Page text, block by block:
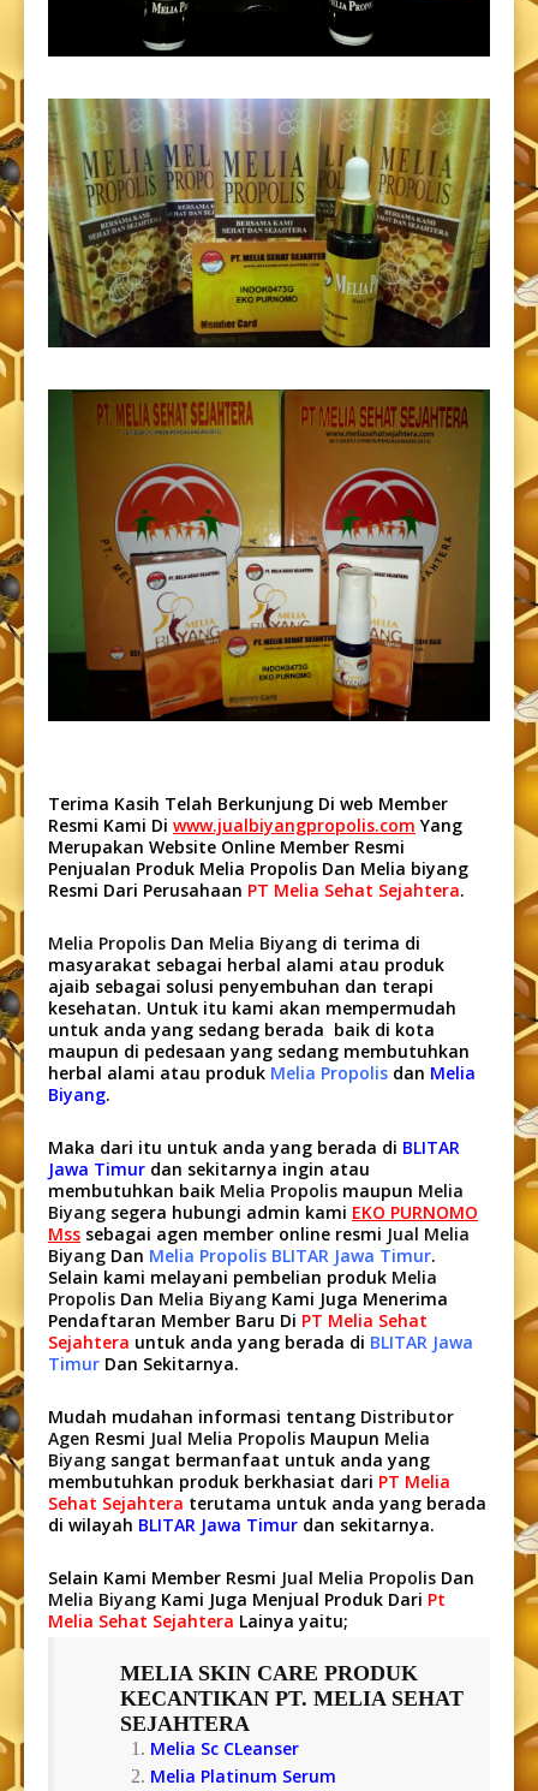
Terima Kasih Telah Berkunjung Di web Member
Resmi Kami Di www.jualbiyangpropolis.com Yang
Merupakan Website Online Member Resmi
Penjualan Produk Melia Propolis Dan Melia biyang
Resmi Dari Perusahaan PT Melia Sehat Sejahtera.
Melia Propolis Dan Melia Biyang di terima di
masyarakat sebagai herbal alami atau produk
ajaib sebagai solusi penyembuhan dan terapi
kesehatan. Untuk itu kami akan mempermudah
untuk anda yang sedang berada baik di kota
maupun di pedesaan yang sedang membutuhkan
herbal alami atau produk Melia Propolis dan Melia
Biyang.
Maka dari itu untuk anda yang berada di BLITAR
Jawa Timur dan sekitarnya ingin atau
membutuhkan baik Melia Propolis maupun Melia
Biyang segera hubungi admin kami EKO PURNOMO
Mss sebagai agen member online resmi Jual Melia
Biyang Dan Melia Propolis BLITAR Jawa Timur.
Selain kami melayani pembelian produk Melia
Propolis Dan Melia Biyang Kami Juga Menerima
Pendaftaran Member Baru Di PT Melia Sehat
Sejahtera untuk anda yang berada di BLITAR Jawa
Timur Dan Sekitarnya.
Mudah mudahan informasi tentang Distributor
Agen Resmi Jual Melia Propolis Maupun Melia
Biyang sangat bermanfaat untuk anda yang
membutuhkan produk berkhasiat dari PT Melia
Sehat Sejahtera terutama untuk anda yang berada
di wilayah BLITAR Jawa Timur dan sekitarnya.
Selain Kami Member Resmi Jual Melia Propolis Dan
Melia Biyang Kami Juga Menjual Produk Dari Pt
Melia Sehat Sejahtera Lainya yaitu;
MELIA SKIN CARE PRODUK
KECANTIKAN PT. MELIA SEHAT
SEJAHTERA
Melia Sc CLeanser
Melia Platinum Serum